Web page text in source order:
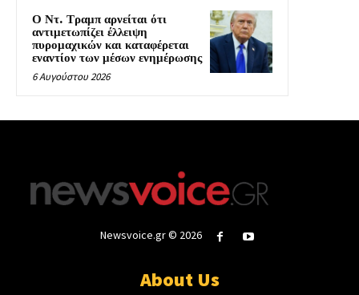
Ο Ντ. Τραμπ αρνείται ότι
αντιμετωπίζει έλλειψη
πυρομαχικών και καταφέρεται
εναντίον των μέσων ενημέρωσης
6 Αυγούστου 2026
Newsvoice.gr © 2026
About Us